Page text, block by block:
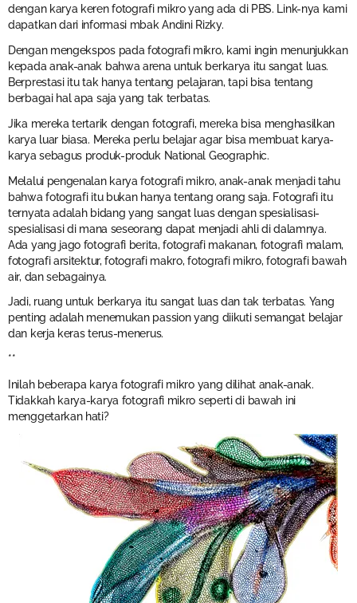
dengan karya keren fotografi mikro yang ada di PBS. Link-nya kami
dapatkan dari informasi mbak Andini Rizky.
Dengan mengekspos pada fotografi mikro, kami ingin menunjukkan
kepada anak-anak bahwa arena untuk berkarya itu sangat luas.
Berprestasi itu tak hanya tentang pelajaran, tapi bisa tentang
berbagai hal apa saja yang tak terbatas.
Jika mereka tertarik dengan fotografi, mereka bisa menghasilkan
karya luar biasa. Mereka perlu belajar agar bisa membuat karya-
karya sebagus produk-produk National Geographic.
Melalui pengenalan karya fotografi mikro, anak-anak menjadi tahu
bahwa fotografi itu bukan hanya tentang orang saja. Fotografi itu
ternyata adalah bidang yang sangat luas dengan spesialisasi-
spesialisasi di mana seseorang dapat menjadi ahli di dalamnya.
Ada yang jago fotografi berita, fotografi makanan, fotografi malam,
fotografi arsitektur, fotografi makro, fotografi mikro, fotografi bawah
air, dan sebagainya.
Jadi, ruang untuk berkarya itu sangat luas dan tak terbatas. Yang
penting adalah menemukan passion yang diikuti semangat belajar
dan kerja keras terus-menerus.
**
Inilah beberapa karya fotografi mikro yang dilihat anak-anak.
Tidakkah karya-karya fotografi mikro seperti di bawah ini
menggetarkan hati?